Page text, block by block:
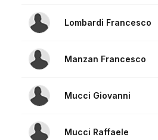
Lombardi Francesco
Manzan Francesco
Mucci Giovanni
Mucci Raffaele